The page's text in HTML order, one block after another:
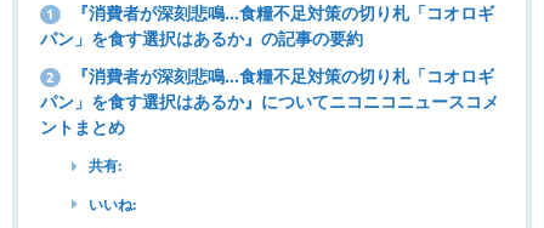
1
『消費者が深刻悲鳴…食糧不足対策の切り札「コオロギ
パン」を食す選択はあるか』の記事の要約
2
『消費者が深刻悲鳴…食糧不足対策の切り札「コオロギ
パン」を食す選択はあるか』についてニコニコニュースコメ
ントまとめ
共有:
いいね: